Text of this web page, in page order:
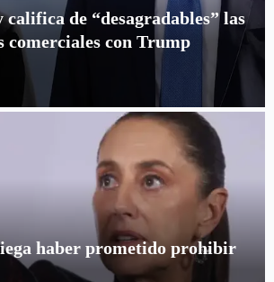
de “desagradables” las
comerciales con Trump
haber prometido prohibir